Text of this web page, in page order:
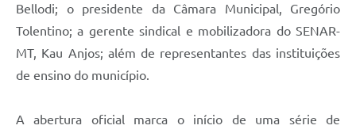
Bellodi; o presidente da Câmara Municipal, Gregório
Tolentino; a gerente sindical e mobilizadora do SENAR-
MT, Kau Anjos; além de representantes das instituições
de ensino do município.
A abertura oficial marca o início de uma série de